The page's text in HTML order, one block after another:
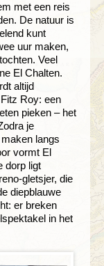
met een reis
De natuur is
kunt
uur maken,
Veel
El Chalten.
altijd
Roy: een
pieken – het
je
langs
vormt El
dorp ligt
gletsjer, die
diepblauwe
er breken
in het